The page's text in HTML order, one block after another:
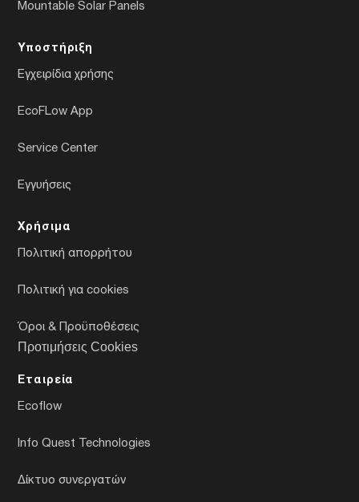
Mountable Solar Panels
Υποστήριξη
Εγχειρίδια χρήσης
EcoFLow App
Service Center
Εγγυήσεις
Χρήσιμα
Πολιτική απορρήτου
Πολιτική για cookies
Όροι & Προϋποθέσεις
Προτιμήσεις Cookies
Εταιρεία
Ecoflow
Info Quest Technologies
Δίκτυο συνεργατών